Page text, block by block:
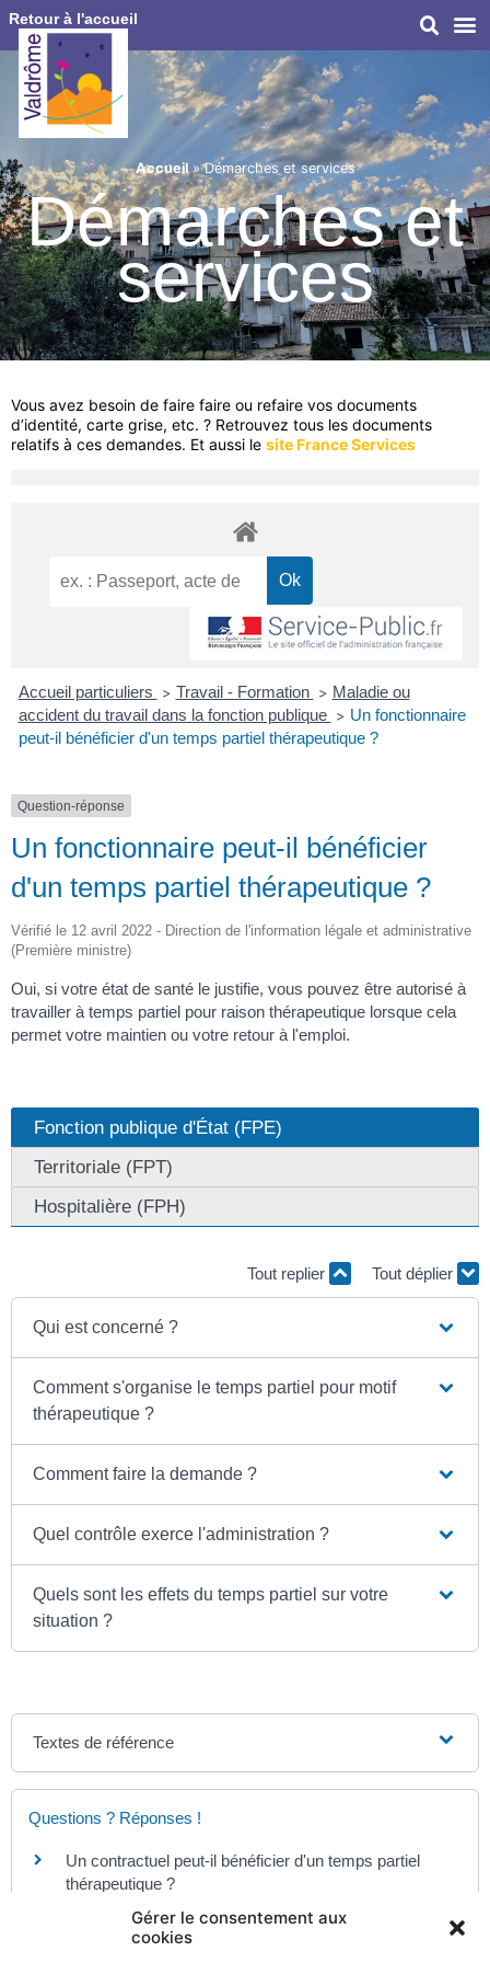
Gérer le consentement aux
cookies
Retour à l'accueil
Accueil»Démarches et services
Démarches et
services
Vous avez besoin de faire faire ou refaire vos documents
d’identité, carte grise, etc. ? Retrouvez tous les documents
relatifs à ces demandes. Et aussi le site France Services
Accueil particuliers > Travail - Formation > Maladie ou
accident du travail dans la fonction publique > Un fonctionnaire
peut-il bénéficier d'un temps partiel thérapeutique ?
Question-réponse
Un fonctionnaire peut-il bénéficier
d'un temps partiel thérapeutique ?
Vérifié le 12 avril 2022 - Direction de l'information légale et administrative
(Première ministre)
Oui, si votre état de santé le justifie, vous pouvez être autorisé à
travailler à temps partiel pour raison thérapeutique lorsque cela
permet votre maintien ou votre retour à l'emploi.
Fonction publique d'État (FPE)
Territoriale (FPT)
Hospitalière (FPH)
Tout replier Tout déplier
Qui est concerné ?
Comment s'organise le temps partiel pour motif
thérapeutique ?
Comment faire la demande ?
Quel contrôle exerce l'administration ?
Quels sont les effets du temps partiel sur votre
situation ?
Textes de référence
Questions ? Réponses !
Un contractuel peut-il bénéficier d'un temps partiel
thérapeutique ?